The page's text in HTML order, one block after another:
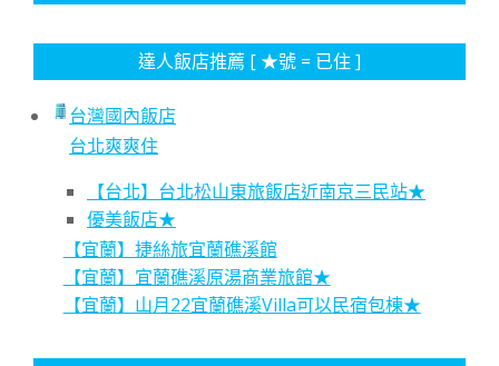
達人飯店推薦 [ ★號 = 已住 ]
台灣國內飯店
台北爽爽住
【台北】台北松山東旅飯店近南京三民站★
優美飯店★
【宜蘭】捷絲旅宜蘭礁溪館
【宜蘭】宜蘭礁溪原湯商業旅館★
【宜蘭】山月22宜蘭礁溪Villa可以民宿包棟★